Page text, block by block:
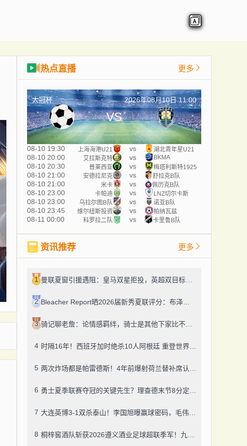
热点直播 更多
大冠杯 2026年08月10日 11:00
VS
08-10 19:30 上海海港U21 vs 湖北青年星U21
08-10 20:00 艾拉斯克特 vs BKMA
08-10 20:30 普莱西亚 vs 梅塔利斯特1925
08-10 21:00 安德拉尼克 vs 舒拉克B队
08-10 21:00 米卡 vs 佩历克B队
08-10 23:00 卡帕迪 vs LNZ切尔卡斯
08-10 23:00 乌拉尔图B队 vs 诺亚B队
08-10 23:45 维尔纽斯投资 vs 帕纳瓦兹
08-11 00:00 科罗拉二队 vs 卡里鲁B队
资讯推荐 更多
1
2
3
4
5
6
7
8